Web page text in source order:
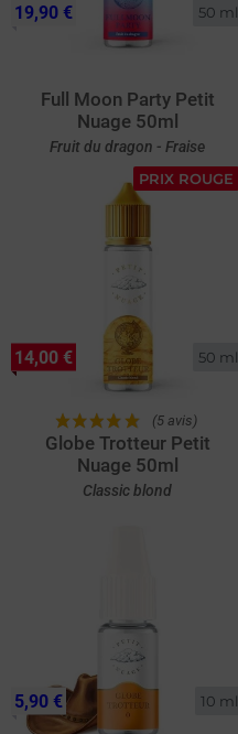
50 ml
Full Moon Party Petit
Nuage 50ml
Fruit du dragon - Fraise
19,90 €
PRIX ROUGE
50 ml
(5 avis)
Globe Trotteur Petit
Nuage 50ml
Classic blond
14,00 €
10 ml
5,90 €